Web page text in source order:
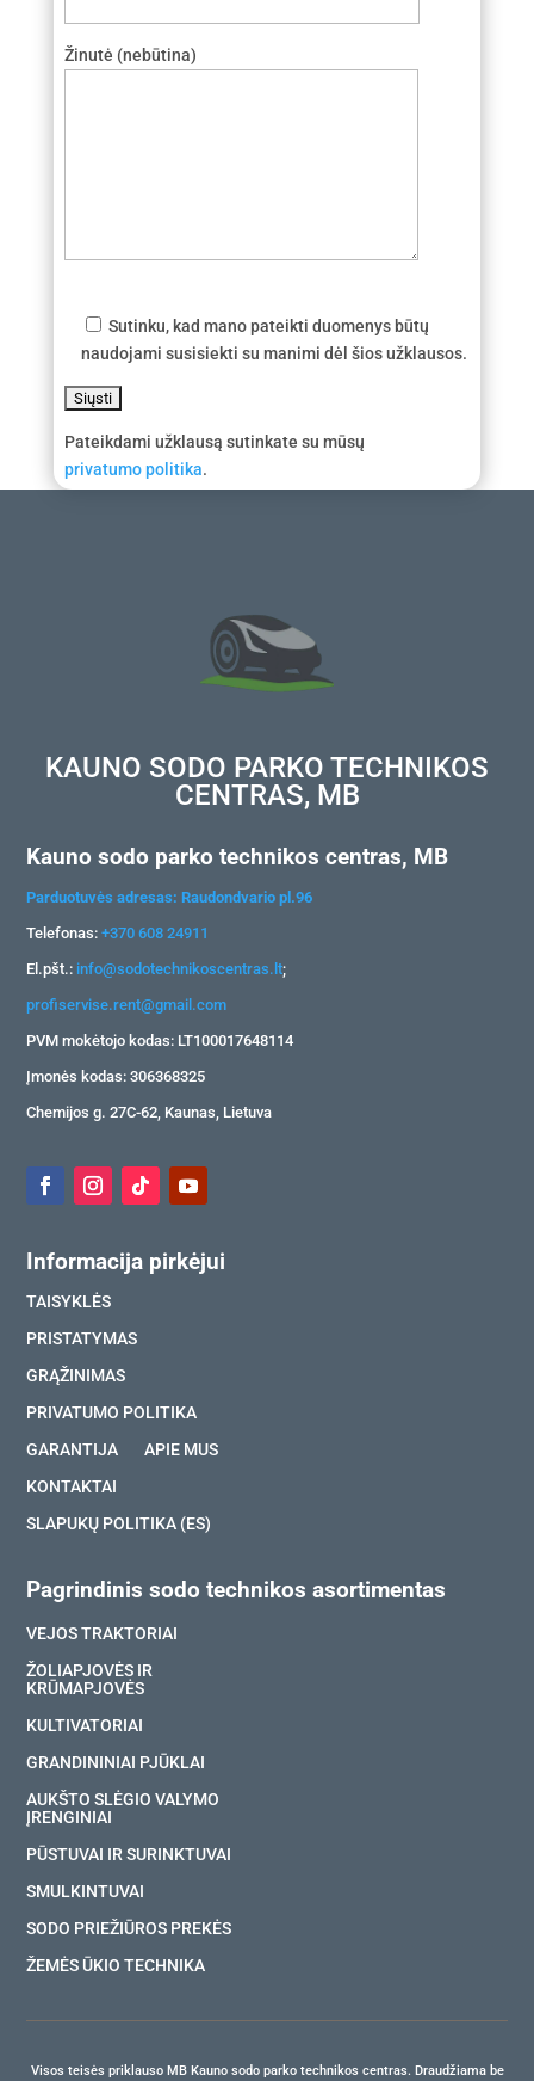
Žinutė (nebūtina)
Sutinku, kad mano pateikti duomenys būtų
naudojami susisiekti su manimi dėl šios užklausos.
Pateikdami užklausą sutinkate su mūsų
privatumo politika.
KAUNO SODO PARKO TECHNIKOS
CENTRAS, MB
Kauno sodo parko technikos centras, MB
Parduotuvės adresas: Raudondvario pl.96
Telefonas:+370 608 24911
El.pšt.: info@sodotechnikoscentras.lt;
profiservise.rent@gmail.com
PVM mokėtojo kodas: LT100017648114
Įmonės kodas: 306368325
Chemijos g. 27C-62, Kaunas, Lietuva
Informacija pirkėjui
TAISYKLĖS
PRISTATYMAS
GRĄŽINIMAS
PRIVATUMO POLITIKA
GARANTIJA
APIE MUS
KONTAKTAI
SLAPUKŲ POLITIKA (ES)
Pagrindinis sodo technikos asortimentas
VEJOS TRAKTORIAI
ŽOLIAPJOVĖS IR
KRŪMAPJOVĖS
KULTIVATORIAI
GRANDININIAI PJŪKLAI
AUKŠTO SLĖGIO VALYMO
ĮRENGINIAI
PŪSTUVAI IR SURINKTUVAI
SMULKINTUVAI
SODO PRIEŽIŪROS PREKĖS
ŽEMĖS ŪKIO TECHNIKA
Visos teisės priklauso MB Kauno sodo parko technikos centras. Draudžiama be